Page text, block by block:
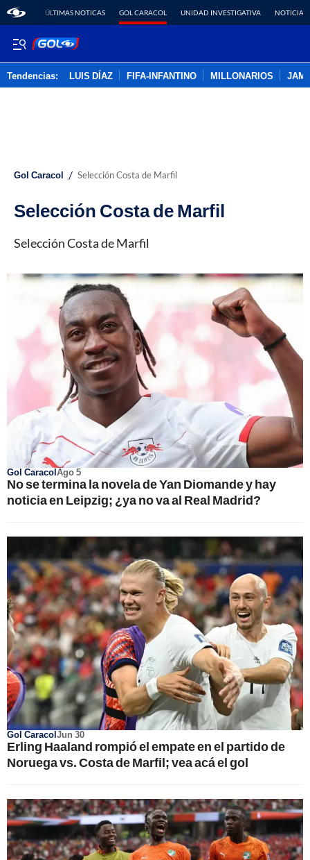
ÚLTIMAS NOTICAS GOL CARACOL UNIDAD INVESTIGATIVA NOTICIAS
Tendencias: LUIS DÍAZ FIFA-INFANTINO MILLONARIOS
Gol Caracol / Selección Costa de Marfil
Selección Costa de Marfil
Selección Costa de Marfil
Gol CaracolAgo 5
No se termina la novela de Yan Diomande y hay
noticia en Leipzig; ¿ya no va al Real Madrid?
Gol CaracolJun 30
Erling Haaland rompió el empate en el partido de
Noruega vs. Costa de Marfil; vea acá el gol